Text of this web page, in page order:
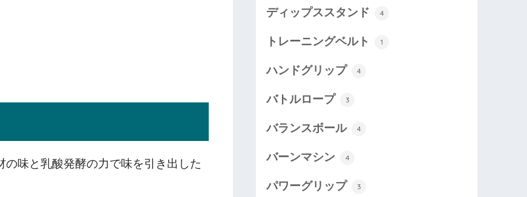
味と乳酸発酵の力で味を引き出した
ディップススタンド 4
トレーニングベルト 1
ハンドグリップ 4
バトルロープ 3
バランスボール 4
バーンマシン 4
パワーグリップ 3